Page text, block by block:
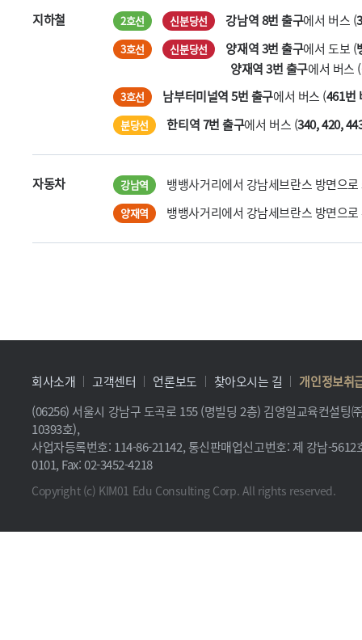
지하철 2호선 신분당선 강남역 8번 출구에서 버스 (
3호선 신분당선 양재역 3번 출구에서 도보 (
양재역 3번 출구에서 버스 (
3호선 남부터미널역 5번 출구에서 버스 (461번
분당선 한티역 7번 출구에서 버스 (340, 420,
자동차 강남역 뱅뱅사거리에서 강남세브란스 방면으
양재역 뱅뱅사거리에서 강남세브란스 방면으
회사소개 고객센터 언론보도 찾아오시는 길
개인정보취
(06256) 서울시 강남구 도곡로 155 (명빌딩 2층) 김영일교육컨설팅
10393호),
사업자등록번호: 114-86-21142, 통신판매업신고번호: 제 강남-
0101, Fax: 02-3452-4218
Copyright (c) KIM01 Edu Consulting Corp. All rights reserved.